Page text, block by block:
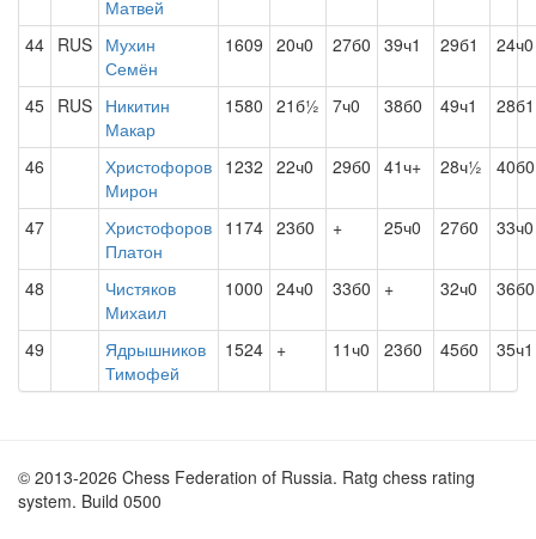
Матвей
44 RUS Мухин
Семён
1609 20ч0 27б0 39ч1 29б1 24ч0
45 RUS Никитин
Макар
1580 21б½ 7ч0 38б0 49ч1 28б1
46
Христофоров
Мирон
1232 22ч0 29б0 41ч+ 28ч½ 40б0
47
Христофоров
Платон
1174 23б0 + 25ч0 27б0 33ч0
48
Чистяков
Михаил
1000 24ч0 33б0 + 32ч0 36б0
49
Ядрышников
Тимофей
1524 + 11ч0 23б0 45б0 35ч1
© 2013-2026 Chess Federation of Russia. Ratg chess rating
system. Build 0500